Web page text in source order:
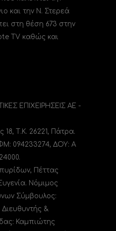
και την Ν. Στερεά
στη θέση 673 στην
TV καθώς και
ΕΠΙΧΕΙΡΗΣΕΙΣ ΑΕ -
Τ.Κ. 26221, Πάτρα.
094233274, ΔΟΥ: A
Πέττας
Νόμιμος
Σύμβουλος:
&
Καμπιώτης